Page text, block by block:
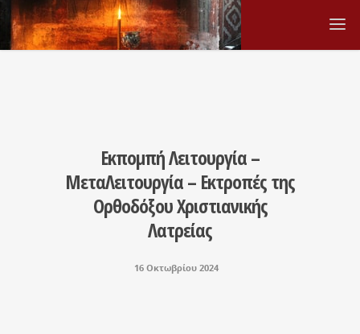
Εκπομπή Λειτουργία –
ΜεταΛειτουργία – Εκτροπές της
Ορθοδόξου Χριστιανικής
Λατρείας
16 Οκτωβρίου 2024